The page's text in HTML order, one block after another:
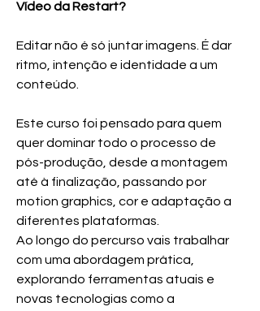
Vídeo da Restart?
Editar não é só juntar imagens. É dar
ritmo, intenção e identidade a um
conteúdo.
Este curso foi pensado para quem
quer dominar todo o processo de
pós-produção, desde a montagem
até à finalização, passando por
motion graphics, cor e adaptação a
diferentes plataformas.
Ao longo do percurso vais trabalhar
com uma abordagem prática,
explorando ferramentas atuais e
novas tecnologias como a